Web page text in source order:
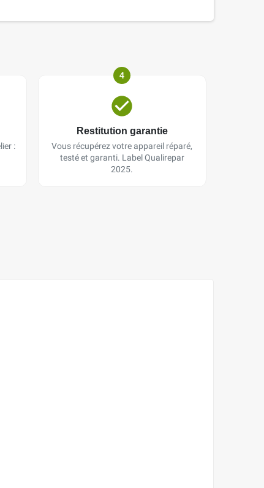
:
4
Restitution garantie
Vous récupérez votre appareil réparé,
testé et garanti. Label Qualirepar
2025.